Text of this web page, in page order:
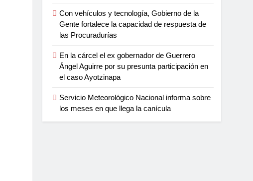
Con vehículos y tecnología, Gobierno de la
Gente fortalece la capacidad de respuesta de
las Procuradurías
En la cárcel el ex gobernador de Guerrero
Ángel Aguirre por su presunta participación en
el caso Ayotzinapa
Servicio Meteorológico Nacional informa sobre
los meses en que llega la canícula